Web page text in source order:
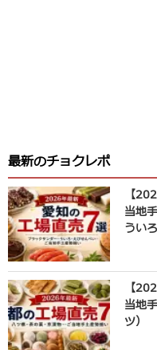
最新のチョクレポ
【
当地
ういろ
【
当地
ツ）